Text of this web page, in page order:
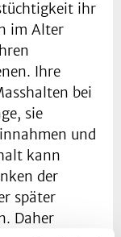
ihr
im Alter
Ihre
bei
sie
und
kann
der
später
Daher